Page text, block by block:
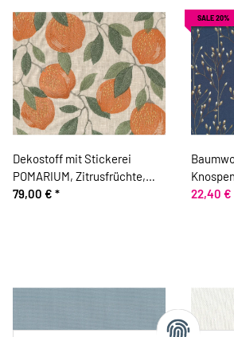
Dekostoff mit Stickerei
POMARIUM, Zitrusfrüchte,
orange, Clarke & Clarke
79,00 € *
SALE 20%
ring a
22,40 €